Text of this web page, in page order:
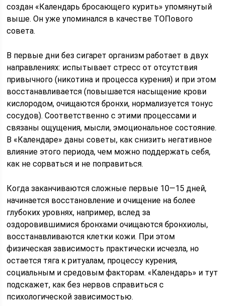
создан «Календарь бросающего курить» упомянутый
выше. Он уже упоминался в качестве ТОПового
совета.
В первые дни без сигарет организм работает в двух
направлениях: испытывает стресс от отсутствия
привычного (никотина и процесса курения) и при этом
восстанавливается (повышается насыщение крови
кислородом, очищаются бронхи, нормализуется тонус
сосудов). Соответственно с этими процессами и
связаны ощущения, мысли, эмоциональное состояние.
В «Календаре» даны советы, как снизить негативное
влияние этого периода, чем можно поддержать себя,
как не сорваться и не поправиться.
Когда заканчиваются сложные первые 10—15 дней,
начинается восстановление и очищение на более
глубоких уровнях, например, вслед за
оздоровившимися бронхами очищаются бронхиолы,
восстанавливаются клетки кожи. При этом
физическая зависимость практически исчезла, но
остается тяга к ритуалам, процессу курения,
социальным и средовым факторам. «Календарь» и тут
подскажет, как без нервов справиться с
психологической зависимостью.